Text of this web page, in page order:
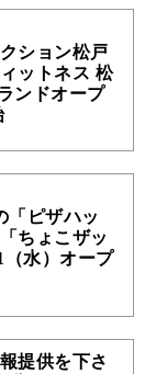
ション松戸
ットネス 松
ンドオープ
「ピザハッ
ちょこザッ
（水）オープ
提供を下さ